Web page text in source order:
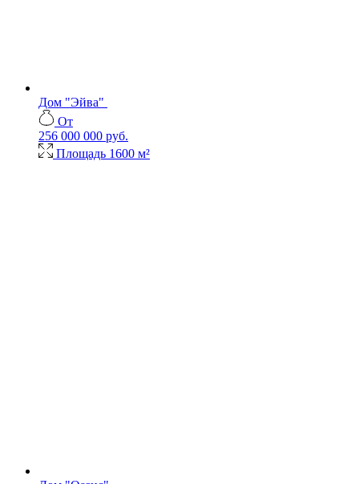
Дом "Эйва"
От
256 000 000 руб.
Площадь 1600 м²